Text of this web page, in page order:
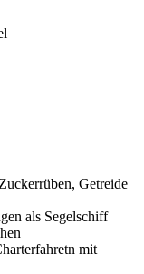
Getreide
als Segelschiff
mit